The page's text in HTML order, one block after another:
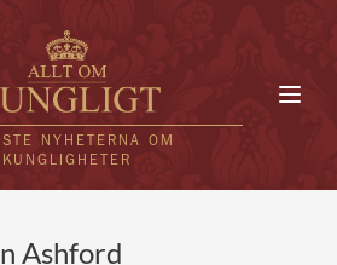
NYHETERNA OM
KUNGLIGHETER
Ashford